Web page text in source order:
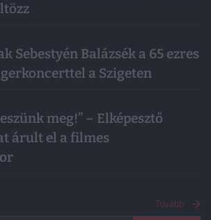
Sebestyén Balázsék a 65 ezres
a Szigeten
meg!” – Elképesztő
árult el a filmes
Tovább